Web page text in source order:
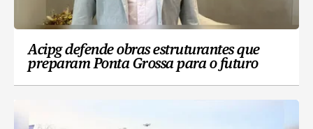
Acipg defende obras estruturantes que
preparam Ponta Grossa para o futuro